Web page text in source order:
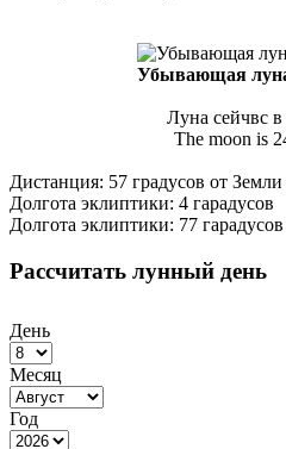
Убывающая
Луна сейчвс
The moon is
Дистанция: 57 градусов от Земли
Долгота эклиптики: 4 гарадусов
Долгота эклиптики: 77 гарадусов
Рассчитать лунный день
День
Месяц
Год